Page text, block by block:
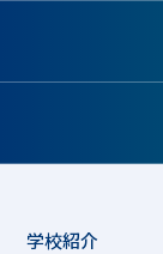
学校紹介